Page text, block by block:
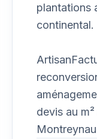
plantations
continental.
devis au